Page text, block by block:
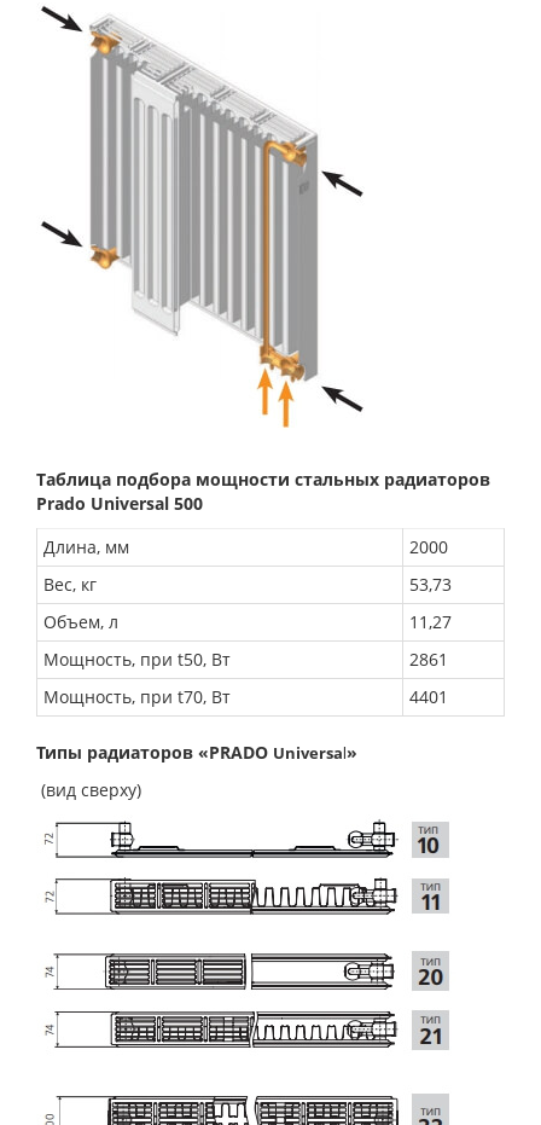
Таблица подбора мощности стальных радиаторов
Prado Universal 500
Длина, мм
2000
Вес, кг
53,73
Объем, л
11,27
Мощность, при t50, Вт
2861
Мощность, при t70, Вт
4401
Типы радиаторов «PRADO Universal»
(вид сверху)